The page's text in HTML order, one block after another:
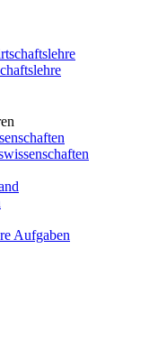
Aufgaben